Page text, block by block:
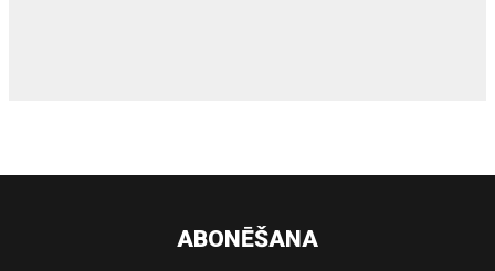
ABONĒŠANA